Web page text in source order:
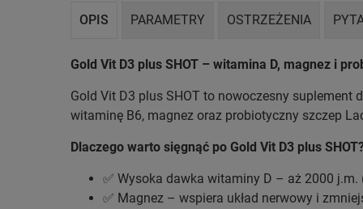
OPIS PARAMETRY OSTRZEŻENIA
Gold Vit D3 plus SHOT – witamina D, magnez i
Gold Vit D3 plus SHOT to nowoczesny suplement
witaminę B6, magnez oraz probiotyczny szczep
Dlaczego warto sięgnąć po Gold Vit D3 plus
✅ Wysoka dawka witaminy D – aż 2000 j.m.
✅ Magnez – wspiera układ nerwowy i